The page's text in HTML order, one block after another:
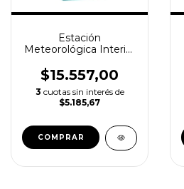
Estación
Meteorológica Interior
Calendario - Luft
WS80
$15.557,00
3 cuotas sin interés de
$5.185,67